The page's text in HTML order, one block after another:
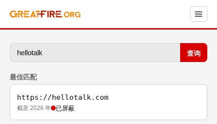
查询
最佳匹配
https://hellotalk.com
截至 2026 年 已屏蔽